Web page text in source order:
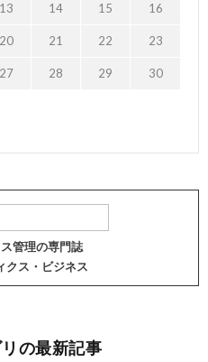
13 14 15 16
20 21 22 23
27 28 29 30
管理の専門誌
クス・ビジネス
の最新記事